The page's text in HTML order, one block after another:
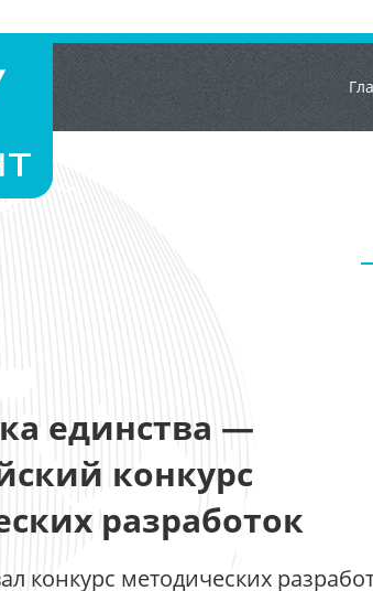
единства —
конкурс
разработок
конкурс методических